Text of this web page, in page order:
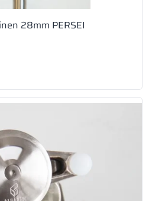
28mm PERSEI